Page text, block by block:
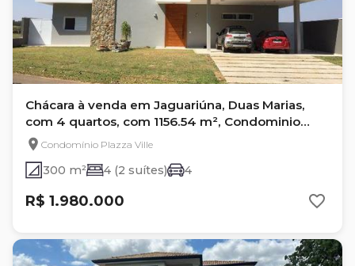
Chácara à venda em Jaguariúna, Duas Marias,
com 4 quartos, com 1156.54 m², Condominio
Plazza Ville
Condomínio Plazza Ville
300 m² 4 (2 suítes) 4
R$ 1.980.000